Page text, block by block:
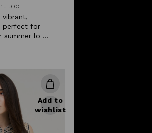
top
vibrant,
perfect for
summer lo ...
Add to
wishlist